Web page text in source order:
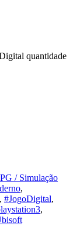
quantidade
/ Simulação
,
, #JogoDigital,
,